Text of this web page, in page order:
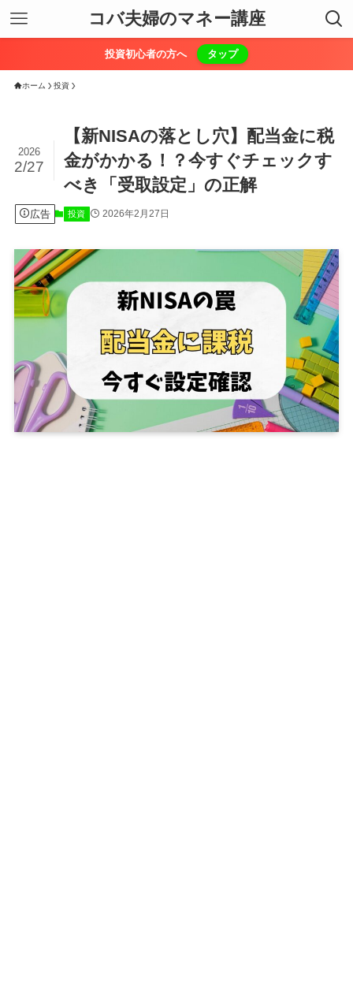
コバ夫婦のマネー講座
投資初心者の方へ タップ
ホーム 投資
【新NISAの落とし穴】配当金に税
金がかかる！？今すぐチェックす
べき「受取設定」の正解
2026
2/27
広告 投資 2026年2月27日